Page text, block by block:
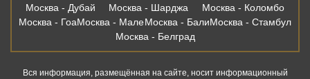
Москва - Дубай
Москва - Шарджа
Москва - Коломбо
Москва - ГоаМосква - МалеМосква - БалиМосква - Стамбул
Москва - Белград
Вся информация, размещённая на сайте, носит информационный